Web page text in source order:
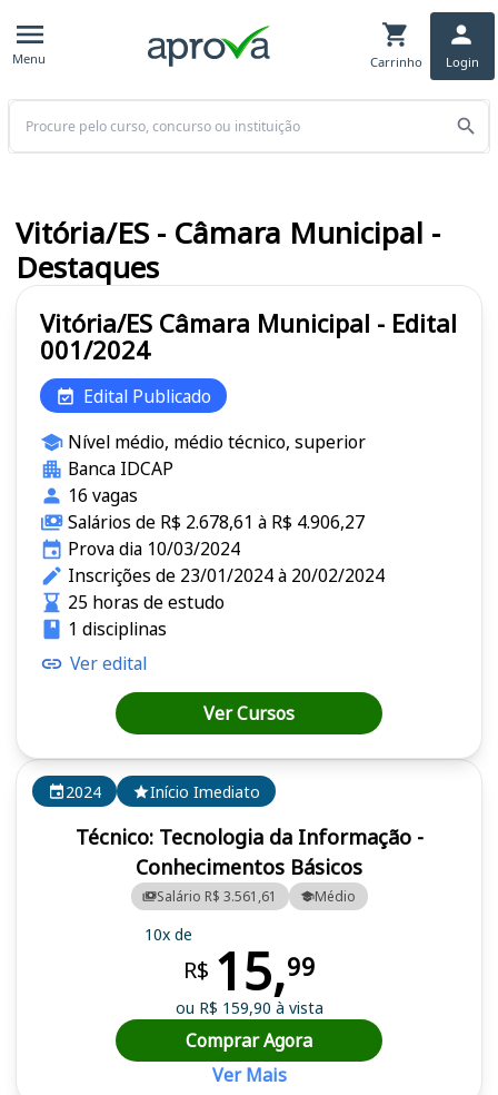
Menu Carrinho Login
Buscar
2024 Início Imediato
Técnico: Tecnologia da Informação -
Conhecimentos Básicos
Salário R$ 3.561,61 Médio
10x de
R$ 15,99
ou R$ 159,90 à vista
Comprar Agora
Ver Mais
Vitória/ES Câmara Municipal - Edital
001/2024
Edital Publicado
Nível médio, médio técnico, superior
Banca IDCAP
16 vagas
Salários de R$ 2.678,61 à R$ 4.906,27
Prova dia 10/03/2024
Inscrições de 23/01/2024 à 20/02/2024
25 horas de estudo
1 disciplinas
Ver edital
Ver Cursos
Vitória/ES - Câmara Municipal -
Destaques